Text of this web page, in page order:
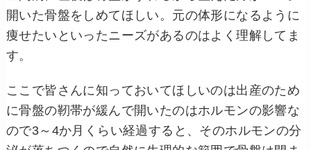
開いた骨盤をしめてほしい。元の体形になるように
痩せたいといったニーズがあるのはよく理解してま
す。
ここで皆さんに知っておいてほしいのは出産のため
に骨盤の靭帯が緩んで開いたのはホルモンの影響な
ので3～4か月くらい経過すると、そのホルモンの分